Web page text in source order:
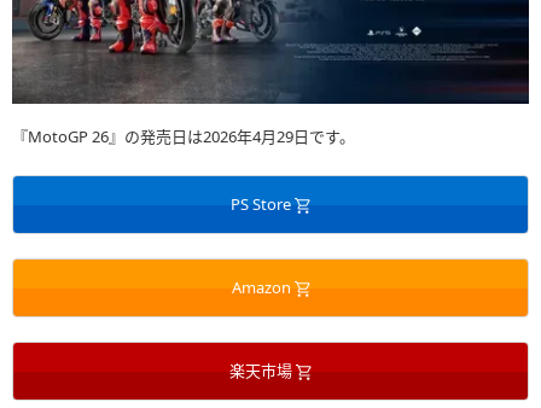
『MotoGP 26』の発売日は2026年4月29日です。
PS Store
Amazon
楽天市場